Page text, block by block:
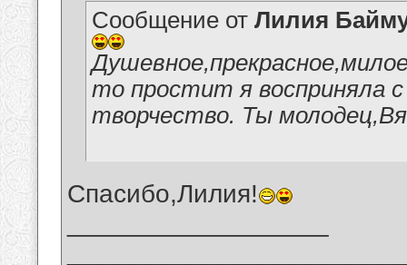
Сообщение от Лилия
то простит я восприняла
творчество. Ты
Спасибо,Лилия!